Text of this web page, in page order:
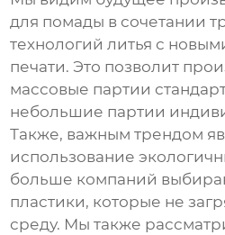
для помады в сочетании
технологий литья с
печати. Это позволит
массовые партии
небольшие партии
Также, важным трендом
использование
больше компаний
пластики, которые не
среду. Мы также